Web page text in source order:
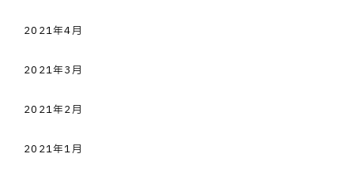
2021年4月
2021年3月
2021年2月
2021年1月